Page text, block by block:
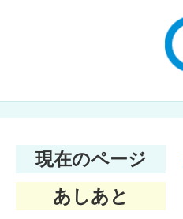
現在のページ
あしあと